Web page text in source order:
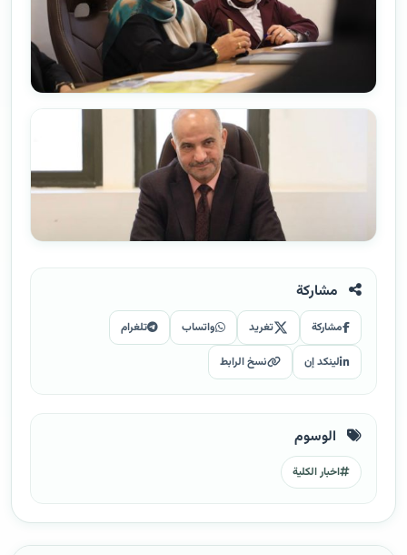
مشاركة
مشاركة تغريد واتساب تلغرام
لينكد إن نسخ الرابط
الوسوم
اخبار الكلية